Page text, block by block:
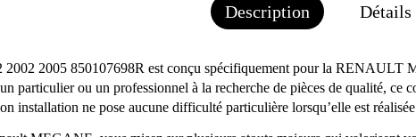
Description Détails
2002 2005 850107698R est conçu spécifiquement pour la
particulier ou un professionnel à la recherche de pièces de qualité,
installation ne pose aucune difficulté particulière lorsqu’elle est